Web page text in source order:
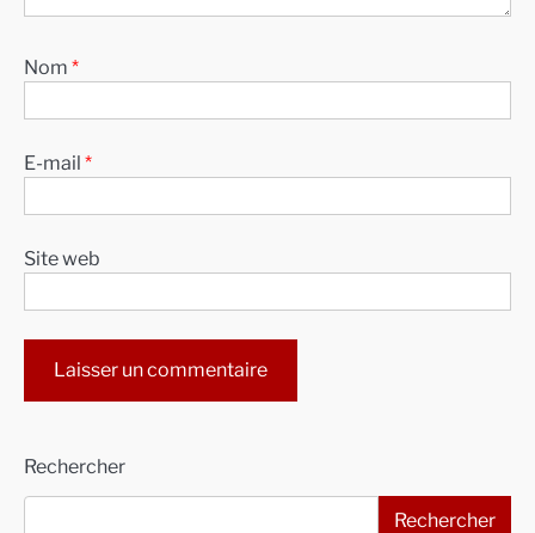
Nom *
E-mail *
Site web
Rechercher
Rechercher